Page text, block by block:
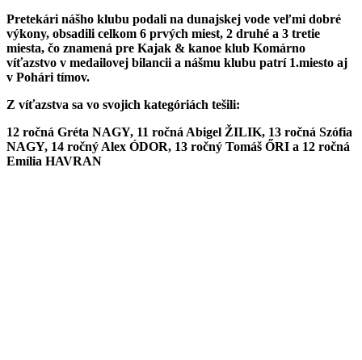
Pretekári nášho klubu podali na dunajskej vode veľmi dobré
výkony, obsadili celkom 6 prvých miest, 2 druhé a 3 tretie
miesta, čo znamená pre Kajak & kanoe klub Komárno
víťazstvo v medailovej bilancii a nášmu klubu patrí 1.miesto aj
v Pohári tímov.
Z víťazstva sa vo svojich kategóriách tešili:
12 ročná Gréta NAGY, 11 ročná Abigel ŽILIK, 13 ročná Szófia
NAGY, 14 ročný Alex ÓDOR, 13 ročný Tomáš ŐRI a 12 ročná
Emília HAVRAN